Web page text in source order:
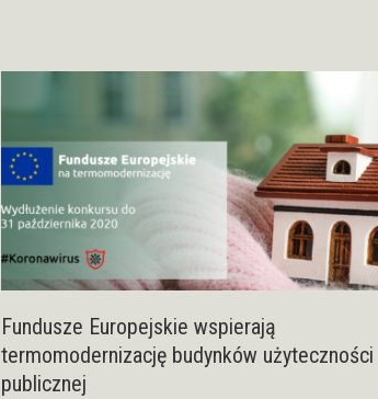
Fundusze Europejskie wspierają
termomodernizację budynków użyteczności
publicznej